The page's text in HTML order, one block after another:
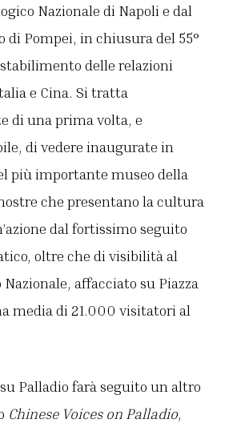
Nazionale di Napoli e dal
di Pompei, in chiusura del 55°
delle relazioni
e Cina. Si tratta
di una prima volta, e
di vedere inaugurate in
più importante museo della
che presentano la cultura
dal fortissimo seguito
oltre che di visibilità al
affacciato su Piazza
media di 21.000 visitatori al
Palladio farà seguito un altro
Chinese Voices on Palladio,